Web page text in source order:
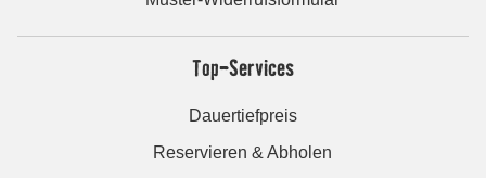
Top-Services
Dauertiefpreis
Reservieren & Abholen